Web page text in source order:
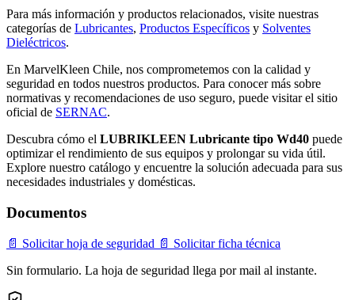
Para más información y productos relacionados, visite nuestras
categorías de Lubricantes, Productos Específicos y Solventes
Dieléctricos.
En MarvelKleen Chile, nos comprometemos con la calidad y
seguridad en todos nuestros productos. Para conocer más sobre
normativas y recomendaciones de uso seguro, puede visitar el sitio
oficial de SERNAC.
Descubra cómo el LUBRIKLEEN Lubricante tipo Wd40 puede
optimizar el rendimiento de sus equipos y prolongar su vida útil.
Explore nuestro catálogo y encuentre la solución adecuada para sus
necesidades industriales y domésticas.
Documentos
📄 Solicitar hoja de seguridad 📄 Solicitar ficha técnica
Sin formulario. La hoja de seguridad llega por mail al instante.